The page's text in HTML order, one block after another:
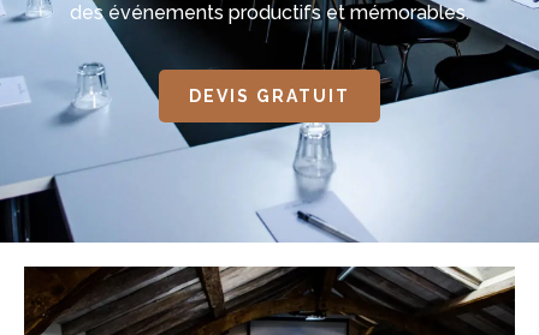
des événements productifs et mémorables.
DEVIS GRATUIT